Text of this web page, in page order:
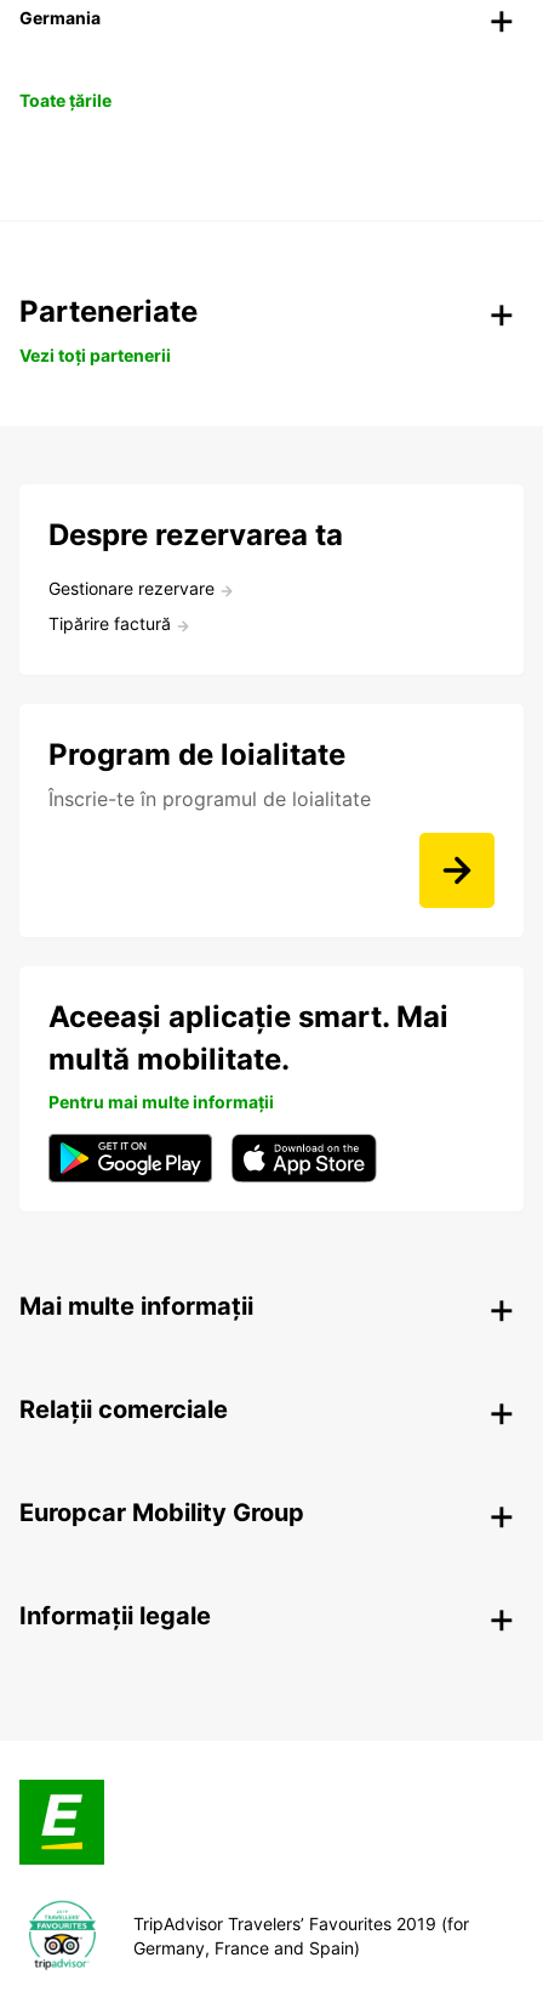
Germania
Toate țările
Parteneriate
Vezi toți partenerii
Despre rezervarea ta
Gestionare rezervare
Tipărire factură
Program de loialitate
Înscrie-te în programul de loialitate
Aceeași aplicație smart. Mai
multă mobilitate.
Pentru mai multe informații
Mai multe informații
Relații comerciale
Europcar Mobility Group
Informații legale
TripAdvisor Travelers’ Favourites 2019 (for
Germany, France and Spain)